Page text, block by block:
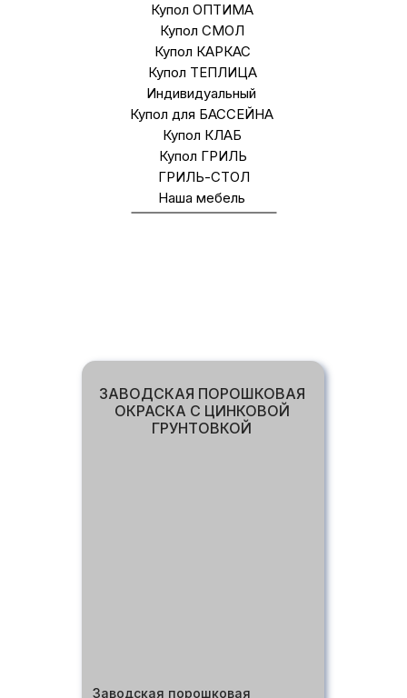
Купол КЛАБ
Купол ГРИЛЬ
ГРИЛЬ-СТОЛ
Наша мебель
Индивидуальный
Купол ТЕПЛИЦА
Купол КАРКАС
Купол СМОЛ
Купол ОПТИМА
Купол для БАССЕЙНА
ЗАВОДСКАЯ ПОРОШКОВАЯ
ОКРАСКА С ЦИНКОВОЙ
ГРУНТОВКОЙ
Заводская порошковая